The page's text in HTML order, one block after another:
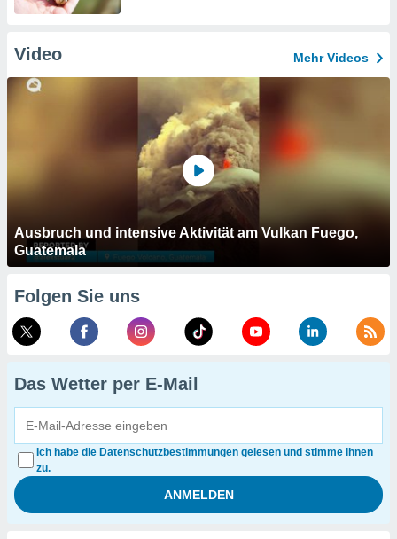
Video Mehr Videos
Ausbruch und intensive Aktivität am Vulkan Fuego,
Guatemala
Folgen Sie uns
Das Wetter per E-Mail
Ich habe die Datenschutzbestimmungen gelesen und stimme ihnen
zu.